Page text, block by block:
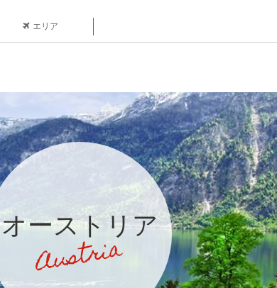
エリア
オーストリア
Austria